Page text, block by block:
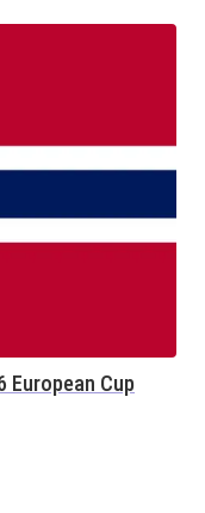
European Cup